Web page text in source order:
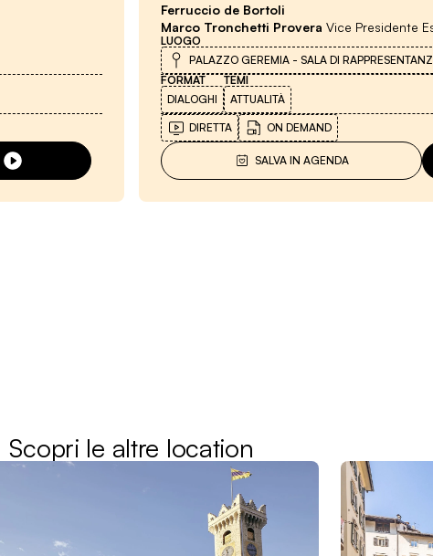
Ferruccio de Bortoli
Marco Tronchetti Provera Vice Presidente
LUOGO
PALAZZO GEREMIA - SALA DI
FORMAT
DIALOGHI
TEMI
ATTUALITÀ
DIRETTA ON DEMAND
SALVA IN AGENDA
Scopri le altre location